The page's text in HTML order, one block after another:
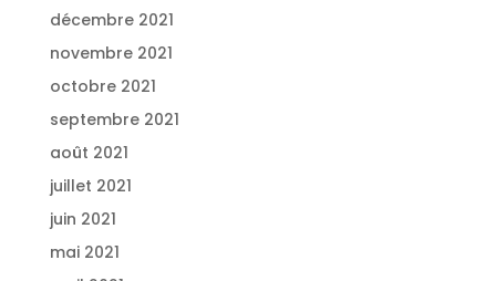
décembre 2021
novembre 2021
octobre 2021
septembre 2021
août 2021
juillet 2021
juin 2021
mai 2021